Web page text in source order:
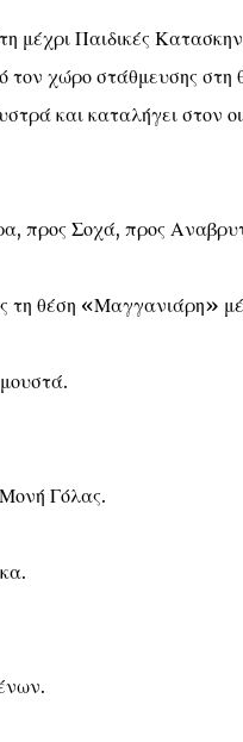
Παιδικές
τον χώρο στάθμευσης
και καταλήγει στον
προς Σοχά, προς
τη θέση «Μαγγανιάρη»
Γόλας.